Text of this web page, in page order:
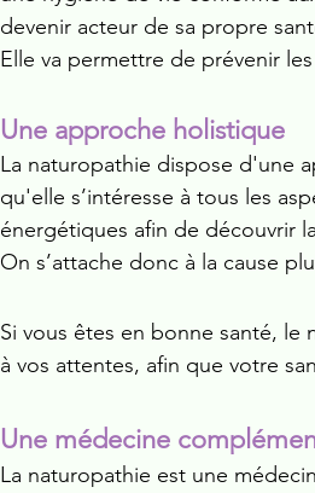
devenir acteur de sa propre
Elle va permettre de prévenir
Une approche holistique
La naturopathie dispose d'une
qu'elle s’intéresse à tous les
énergétiques afin de découvrir
On s’attache donc à la cause
Si vous êtes en bonne santé,
à vos attentes, afin que votre
Une médecine
La naturopathie est une